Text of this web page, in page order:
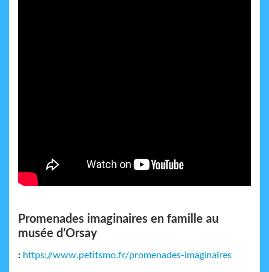
Promenades imaginaires en famille au
musée d’Orsay
: https://www.petitsmo.fr/promenades-imaginaires